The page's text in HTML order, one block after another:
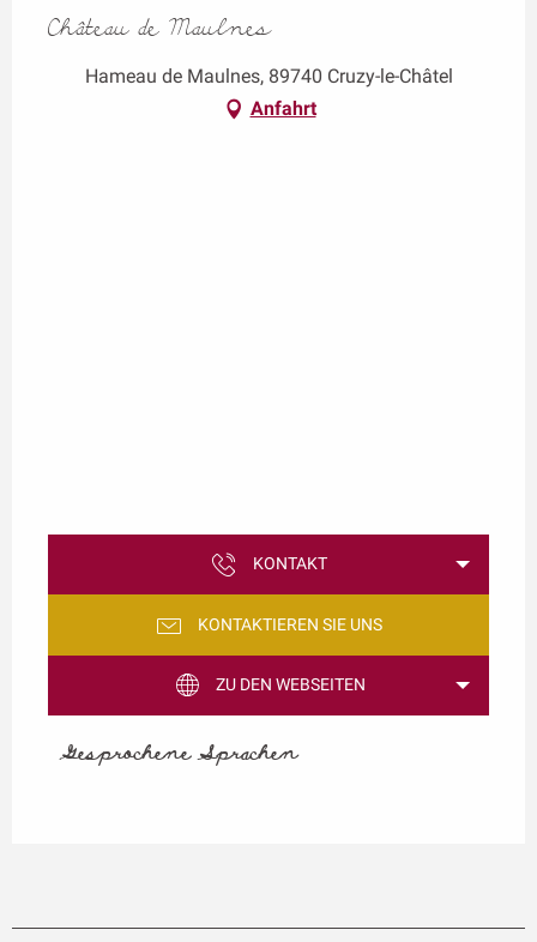
Château de Maulnes
Hameau de Maulnes, 89740 Cruzy-le-Châtel
Anfahrt
KONTAKT
KONTAKTIEREN SIE UNS
ZU DEN WEBSEITEN
Gesprochene Sprachen
Gesprochene Sprachen